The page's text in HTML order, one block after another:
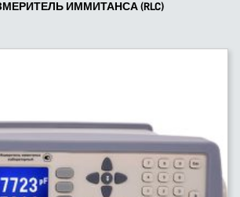
ИММИТАНСА (RLC)